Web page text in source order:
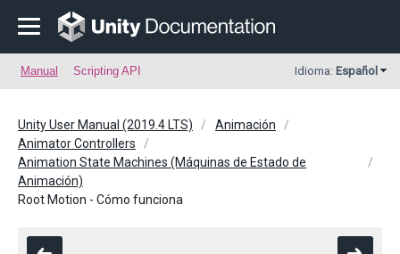
Manual Scripting API Idioma: Español
Unity User Manual (2019.4 LTS)
Animación
Animator Controllers
Animation State Machines (Máquinas de Estado de
Animación)
Root Motion - Cómo funciona